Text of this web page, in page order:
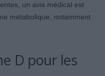
un avis médical est
métabolique, notamment
D pour les